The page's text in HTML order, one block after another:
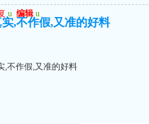
u 编辑 u
,不作假,又准的好料
,不作假,又准的好料